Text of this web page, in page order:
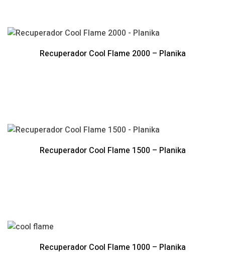
Recuperador Cool Flame 2000 – Planika
Recuperador Cool Flame 1500 – Planika
Recuperador Cool Flame 1000 – Planika